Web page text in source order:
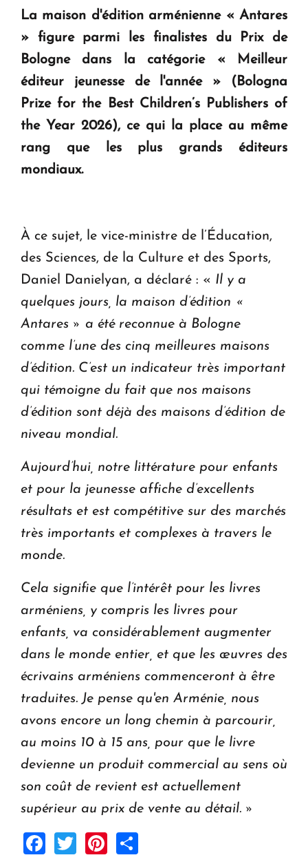
KASA : 30 ans d'audace, de résilience et d'avenir
en Arménie
Le premier hôtel Hyatt Regency d'Arménie
ouvrira ses portes à Dilijan
La maison d'édition arménienne « Antares
» figure parmi les finalistes du Prix de
Bologne dans la catégorie « Meilleur
éditeur jeunesse de l'année » (Bologna
Prize for the Best Children’s Publishers of
the Year 2026), ce qui la place au même
rang que les plus grands éditeurs
mondiaux.
À ce sujet, le vice-ministre de l’Éducation,
des Sciences, de la Culture et des Sports,
Daniel Danielyan, a déclaré : « Il y a
quelques jours, la maison d’édition «
Antares » a été reconnue à Bologne
comme l’une des cinq meilleures maisons
d’édition. C’est un indicateur très important
qui témoigne du fait que nos maisons
d’édition sont déjà des maisons d’édition de
niveau mondial.
Aujourd’hui, notre littérature pour enfants
et pour la jeunesse affiche d’excellents
résultats et est compétitive sur des marchés
très importants et complexes à travers le
monde.
Cela signifie que l’intérêt pour les livres
arméniens, y compris les livres pour
enfants, va considérablement augmenter
dans le monde entier, et que les œuvres des
écrivains arméniens commenceront à être
traduites. Je pense qu'en Arménie, nous
avons encore un long chemin à parcourir,
au moins 10 à 15 ans, pour que le livre
devienne un produit commercial au sens où
son coût de revient est actuellement
supérieur au prix de vente au détail. »
Facebook
TwitterPinterest